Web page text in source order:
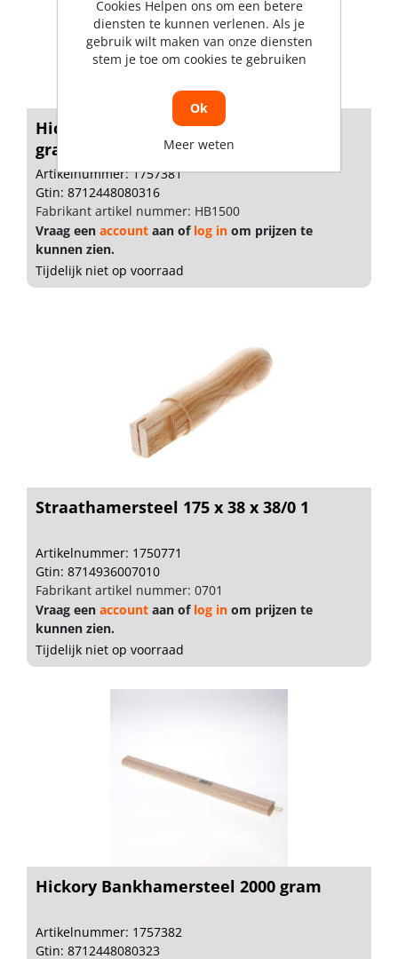
Hickory Bankhamersteel 1250/1500
gram
Artikelnummer: 1757381
Gtin: 8712448080316
Fabrikant artikel nummer: HB1500
Vraag een account aan of log in om prijzen te
kunnen zien.
Tijdelijk niet op voorraad
Straathamersteel 175 x 38 x 38/0 1
Artikelnummer: 1750771
Gtin: 8714936007010
Fabrikant artikel nummer: 0701
Vraag een account aan of log in om prijzen te
kunnen zien.
Tijdelijk niet op voorraad
Hickory Bankhamersteel 2000 gram
Artikelnummer: 1757382
Gtin: 8712448080323
Cookies Helpen ons om een betere
diensten te kunnen verlenen. Als je
gebruik wilt maken van onze diensten
stem je toe om cookies te gebruiken
Ok
Meer weten